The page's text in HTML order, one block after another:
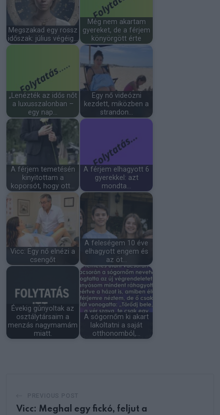
Megszakad egy rossz
időszak: július végéig…
Még nem akartam
gyereket, de a férjem
könyörgött érte
„Lenézték az idős nőt
a luxusszalonban –
egy nap…
Egy nő videózni
kezdett, miközben a
strandon…
A férjem temetésén
kinyitottam a
koporsót, hogy ott…
A férjem elhagyott 6
gyerekkel: azt
mondta...
Vicc: Egy nő elnézi a
csengőt
A feleségem 10 éve
elhagyott engem és
az öt…
Évekig gúnyoltak az
osztálytársaim a
menzás nagymamám
miatt.
A sógornőm ki akart
lakoltatni a saját
otthonomból,…
Vicc: Meghal egy fickó, feljut a